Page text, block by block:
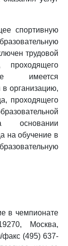
спортивную
трудовой
имеется
в организацию,
проходящего
основании
на обучение в
в чемпионате
Москва,
(495) 637-